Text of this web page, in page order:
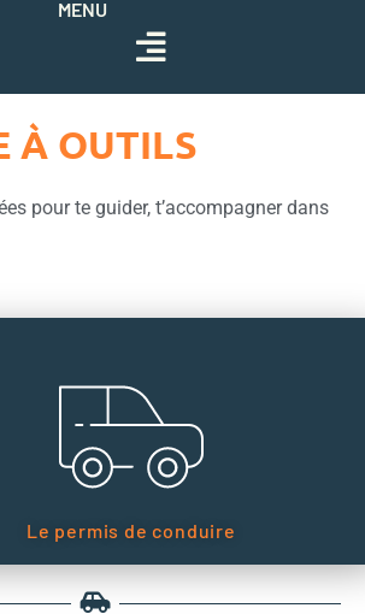
MENU
À OUTILS
pour te guider, t’accompagner dans
Le permis de conduire